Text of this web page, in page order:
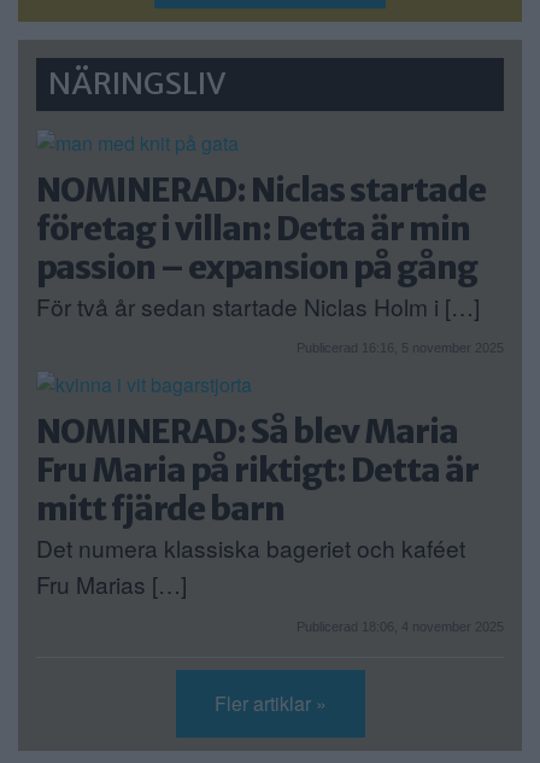
NÄRINGSLIV
NOMINERAD: Niclas startade
företag i villan: Detta är min
passion – expansion på gång
För två år sedan startade Niclas Holm i […]
Publicerad 16:16, 5 november 2025
NOMINERAD: Så blev Maria
Fru Maria på riktigt: Detta är
mitt fjärde barn
Det numera klassiska bageriet och kaféet
Fru Marias […]
Publicerad 18:06, 4 november 2025
Fler artiklar »